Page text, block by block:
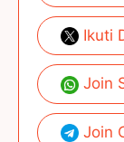
Ikuti
Join
Join